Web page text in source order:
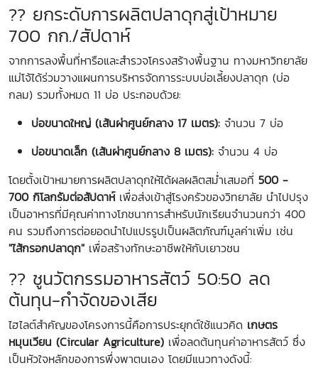
?? ยกระดับการผลิตปลาดุกสู่เป้าหมาย
700 กก./สัปดาห์
จากการลงพื้นที่หารือและสำรวจโครงสร้างพื้นฐาน ทางมหาวิทยาลัย
แม่โจ้ได้ร่วมวางแผนการบริหารจัดการระบบบ่อเลี้ยงปลาดุก (บ่อ
กลม) รวมทั้งหมด 11 บ่อ ประกอบด้วย:
บ่อขนาดใหญ่ (เส้นผ่าศูนย์กลาง 17 เมตร): จำนวน 7 บ่อ
บ่อขนาดเล็ก (เส้นผ่าศูนย์กลาง 8 เมตร): จำนวน 4 บ่อ
โดยตั้งเป้าหมายการผลิตปลาดุกให้ได้ผลผลิตสม่ำเสมอที่ 500 -
700 กิโลกรัมต่อสัปดาห์เพื่อส่งเข้าสู่โรงครัวของวิทยาลัย นำไปปรุง
เป็นอาหารที่มีคุณค่าทางโภชนาการสำหรับนักเรียนจำนวนกว่า 400
คน รวมถึงการต่อยอดนำไปแปรรูปเป็นผลิตภัณฑ์มูลค่าเพิ่ม เช่น
"ไส้กรอกปลาดุก" เพื่อสร้างทักษะอาชีพให้กับเยาวชน
?? ชูนวัตกรรมอาหารสัตว์ 50:50 ลด
ต้นทุน-กำจัดของเสีย
ไฮไลต์สำคัญของโครงการนี้คือการประยุกต์ใช้แนวคิด เกษตร
หมุนเวียน (Circular Agriculture) เพื่อลดต้นทุนค่าอาหารสัตว์ ซึ่ง
เป็นหัวใจหลักของการพึ่งพาตนเอง โดยมีแนวทางดังนี้: